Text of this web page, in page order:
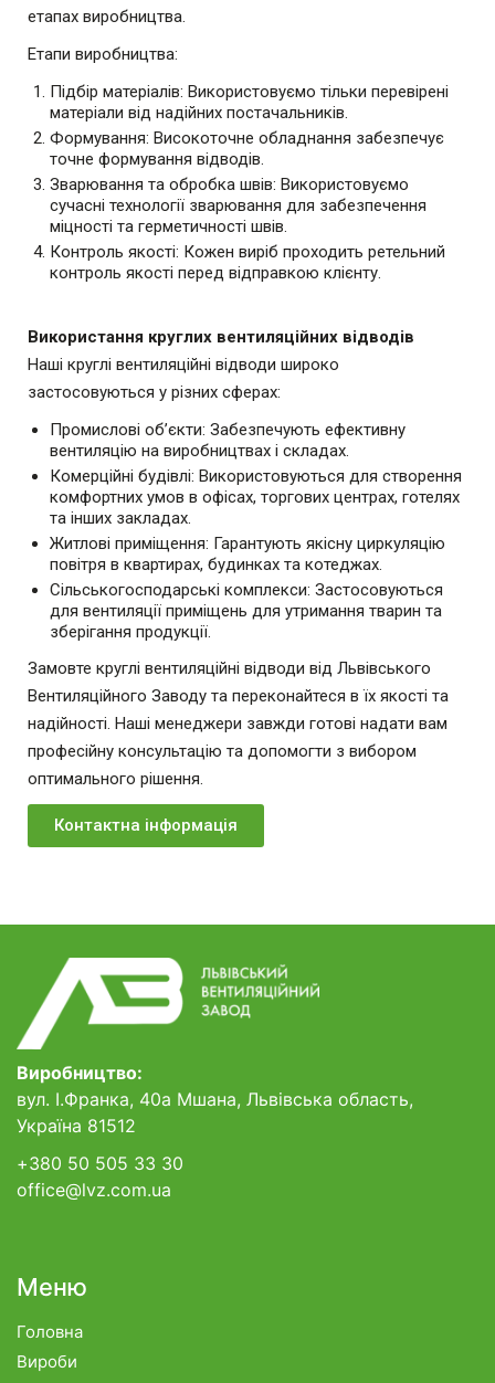
етапах виробництва.
Етапи виробництва:
Підбір матеріалів: Використовуємо тільки перевірені
матеріали від надійних постачальників.
Формування: Високоточне обладнання забезпечує
точне формування відводів.
Зварювання та обробка швів: Використовуємо
сучасні технології зварювання для забезпечення
міцності та герметичності швів.
Контроль якості: Кожен виріб проходить ретельний
контроль якості перед відправкою клієнту.
Використання круглих вентиляційних відводів
Наші круглі вентиляційні відводи широко
застосовуються у різних сферах:
Промислові об’єкти: Забезпечують ефективну
вентиляцію на виробництвах і складах.
Комерційні будівлі: Використовуються для створення
комфортних умов в офісах, торгових центрах, готелях
та інших закладах.
Житлові приміщення: Гарантують якісну циркуляцію
повітря в квартирах, будинках та котеджах.
Сільськогосподарські комплекси: Застосовуються
для вентиляції приміщень для утримання тварин та
зберігання продукції.
Замовте круглі вентиляційні відводи від Львівського
Вентиляційного Заводу та переконайтеся в їх якості та
надійності. Наші менеджери завжди готові надати вам
професійну консультацію та допомогти з вибором
оптимального рішення.
Контактна інформація
Виробництво:
вул. І.Франка, 40а Мшана, Львівська область,
Україна 81512
+380 50 505 33 30
office@lvz.com.ua
Меню
Головна
Вироби